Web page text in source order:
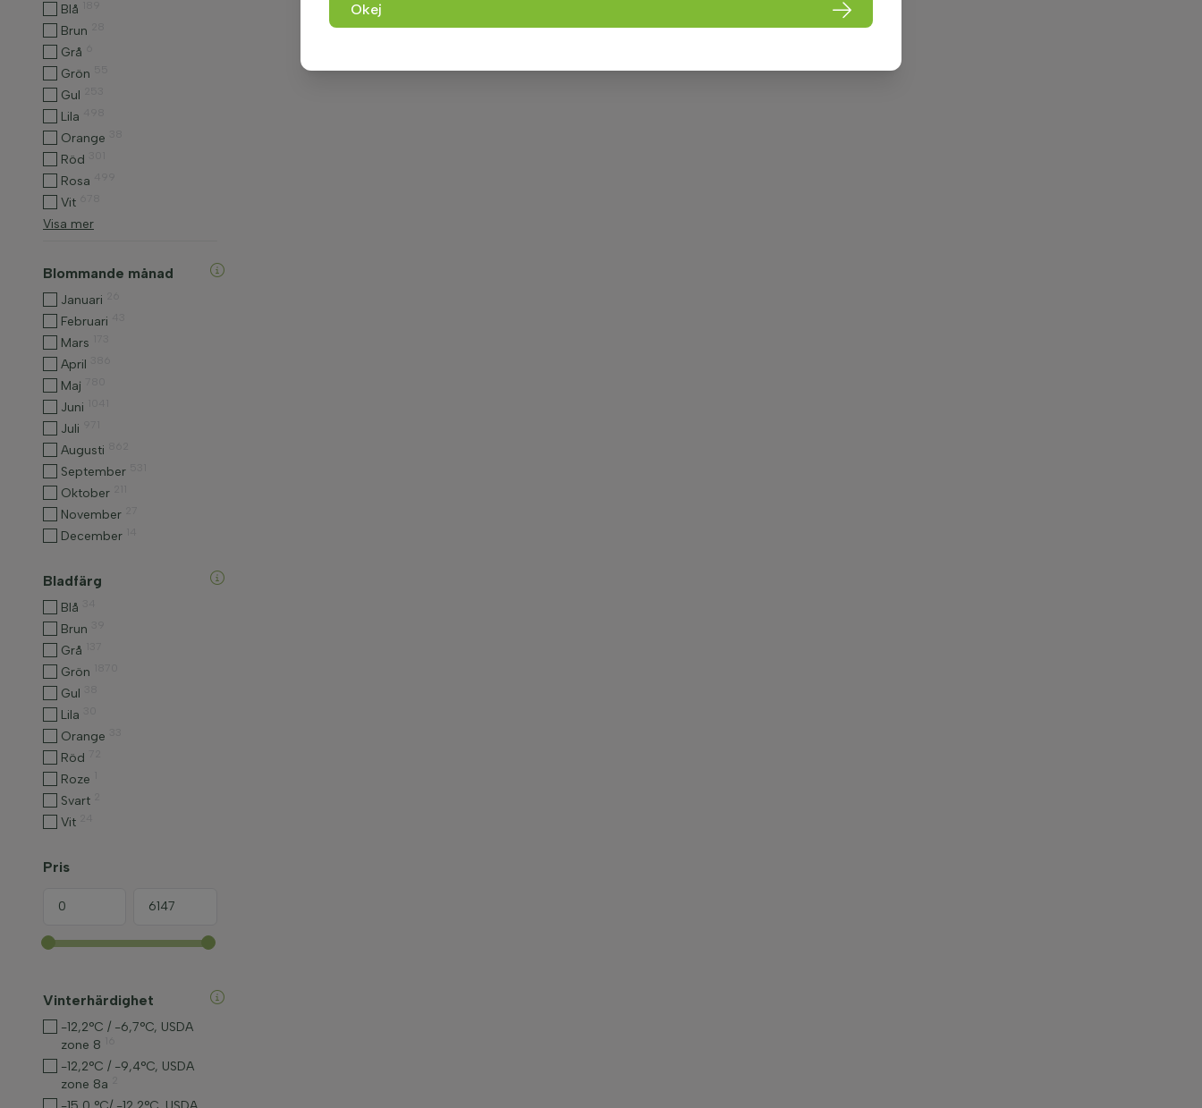
Blå
Brun
Grå
Grön
Gul
Lila
Orange
Röd
Rosa
Vit
Visa mer
Blommande månad
Januari
Februari
Mars
April
Maj
Juni
Juli
Augusti
September
Oktober
November
December
Bladfärg
Blå
Brun
Grå
Grön
Gul
Lila
Orange
Röd
Roze
Svart
Vit
Pris
Vinterhärdighet
-12,2°C / -6,7°C, USDA
zone 8
-12,2°C / -9,4°C, USDA
zone 8a
Okej